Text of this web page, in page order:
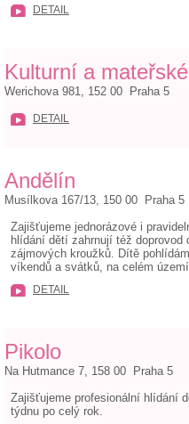
DETAIL
Kulturní a
Werichova 981, 152 00 Praha 5
DETAIL
Andělín
Musílkova 167/13, 150 00 Praha 5
Zajišťujeme jednorázové i
hlídání dětí zahrnují též
zájmových kroužků. Dítě
víkendů a svátků, na celém
DETAIL
Pikolo
Na Hutmance 7, 158 00 Praha 5
Zajišťujeme profesionální hlídání
týdnu po celý rok.